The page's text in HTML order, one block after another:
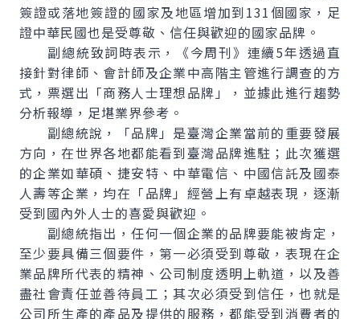
簽證或落地簽證的國家及地區增加到131個國家，足
證中華民國也是受尊敬、信任與歡迎的國家品牌。
副總統致詞時表示，《今周刊》連續5年透過直
接針對律師、會計師及企業中高階主管進行調查的方
式，票選出「商務人士理想品牌」，並據此進行趨勢
分析報導，足堪業界參考。
副總統說，「品牌」是臺灣企業當前的重要發展
方向，在世界各地都能看到臺灣品牌進駐；此次獲選
的企業如華碩、捷安特、中華電信、中國信託及國泰
人壽等企業，均在「品牌」經營上有卓越表現，逐漸
受到國內外人士的喜愛與歡迎。
副總統指出，任何一個企業的品牌要能被肯定，
至少要具備三個要件，第一必須受到尊敬，表現在企
業品牌所代表的精神、公司制度透明上軌道，以及善
盡社會責任並善待員工；其次必須受到信任，也就是
公司所生產的產品及提供的服務，都能受到消費者的